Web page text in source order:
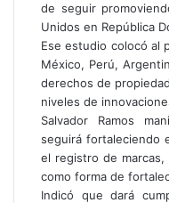
de seguir
Unidos en República
Ese estudio colocó al
México, Perú,
derechos de
niveles de
Salvador Ramos
seguirá fortaleciendo
el registro de
como forma de
Indicó que dará